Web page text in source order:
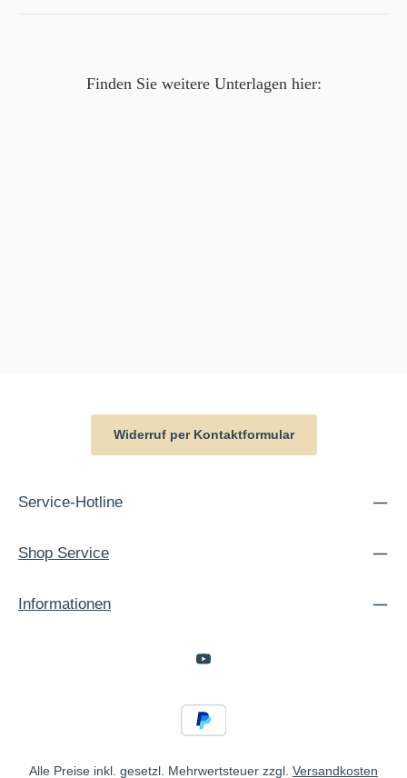
Finden Sie weitere Unterlagen hier:
Widerruf per Kontaktformular
Service-Hotline
Shop Service
Informationen
Alle Preise inkl. gesetzl. Mehrwertsteuer zzgl. Versandkosten